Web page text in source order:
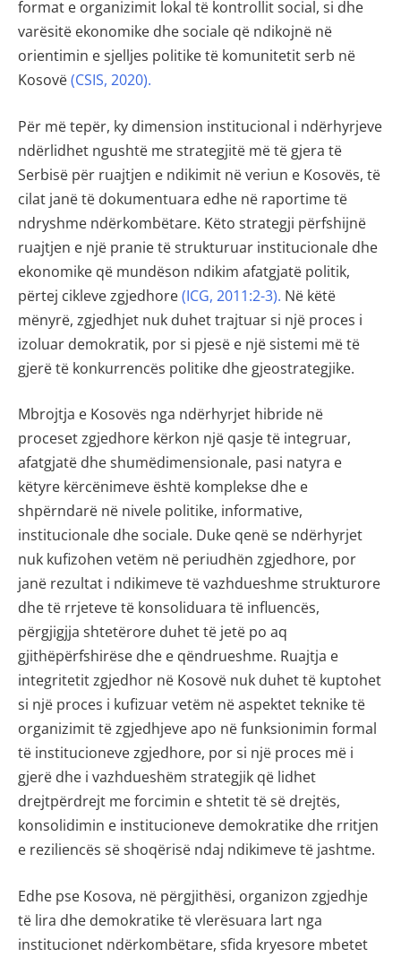
format e organizimit lokal të kontrollit social, si dhe
varësitë ekonomike dhe sociale që ndikojnë në
orientimin e sjelljes politike të komunitetit serb në
Kosovë(CSIS, 2020).
Për më tepër, ky dimension institucional i ndërhyrjeve
ndërlidhet ngushtë me strategjitë më të gjera të
Serbisë për ruajtjen e ndikimit në veriun e Kosovës, të
cilat janë të dokumentuara edhe në raportime të
ndryshme ndërkombëtare. Këto strategji përfshijnë
ruajtjen e një pranie të strukturuar institucionale dhe
ekonomike që mundëson ndikim afatgjatë politik,
përtej cikleve zgjedhore(ICG, 2011:2-3). Në këtë
mënyrë, zgjedhjet nuk duhet trajtuar si një proces i
izoluar demokratik, por si pjesë e një sistemi më të
gjerë të konkurrencës politike dhe gjeostrategjike.
Mbrojtja e Kosovës nga ndërhyrjet hibride në
proceset zgjedhore kërkon një qasje të integruar,
afatgjatë dhe shumëdimensionale, pasi natyra e
këtyre kërcënimeve është komplekse dhe e
shpërndarë në nivele politike, informative,
institucionale dhe sociale. Duke qenë se ndërhyrjet
nuk kufizohen vetëm në periudhën zgjedhore, por
janë rezultat i ndikimeve të vazhdueshme strukturore
dhe të rrjeteve të konsoliduara të influencës,
përgjigjja shtetërore duhet të jetë po aq
gjithëpërfshirëse dhe e qëndrueshme. Ruajtja e
integritetit zgjedhor në Kosovë nuk duhet të kuptohet
si një proces i kufizuar vetëm në aspektet teknike të
organizimit të zgjedhjeve apo në funksionimin formal
të institucioneve zgjedhore, por si një proces më i
gjerë dhe i vazhdueshëm strategjik që lidhet
drejtpërdrejt me forcimin e shtetit të së drejtës,
konsolidimin e institucioneve demokratike dhe rritjen
e reziliencës së shoqërisë ndaj ndikimeve të jashtme.
Edhe pse Kosova, në përgjithësi, organizon zgjedhje
të lira dhe demokratike të vlerësuara lart nga
institucionet ndërkombëtare, sfida kryesore mbetet